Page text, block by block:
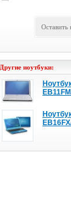
Оставить
Другие ноутбуки: